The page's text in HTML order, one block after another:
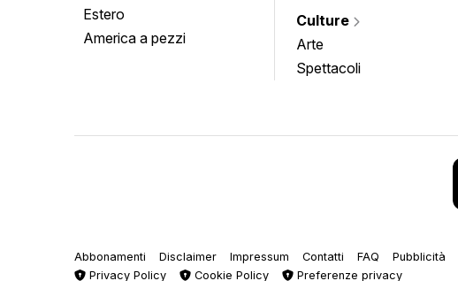
Estero
America a pezzi
Culture
Arte
Spettacoli
Abbonamenti Disclaimer Impressum Contatti FAQ Pubblicità
Privacy Policy
Cookie Policy Preferenze privacy